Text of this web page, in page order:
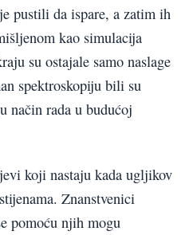
pustili da ispare, a zatim ih
kao simulacija
su ostajale samo naslage
spektroskopiju bili su
način rada u budućoj
koji nastaju kada ugljikov
Znanstvenici
pomoću njih mogu